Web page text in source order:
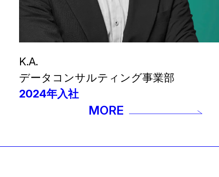
K.A.
データコンサルティング事業部
2024年入社
MORE